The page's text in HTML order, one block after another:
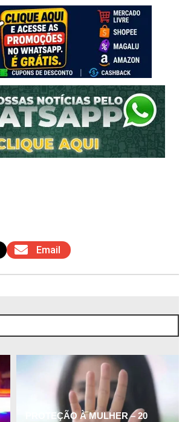
Email
PROTEÇÃO À MULHER – 20